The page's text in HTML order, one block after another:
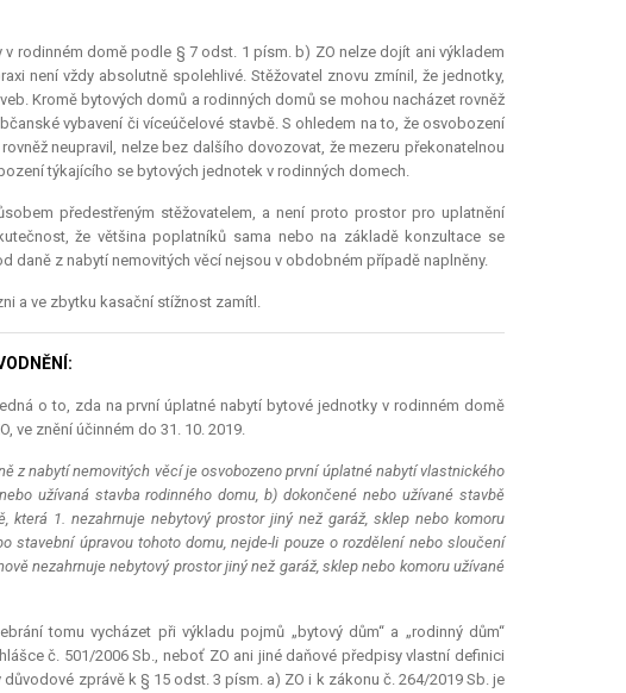
rodinném domě podle § 7 odst. 1 písm. b) ZO nelze dojít ani výkladem
není vždy absolutně spolehlivé. Stěžovatel znovu zmínil, že jednotky,
Kromě bytových domů a rodinných domů se mohou nacházet rovněž
vybavení či víceúčelové stavbě. S ohledem na to, že osvobození
neupravil, nelze bez dalšího dovozovat, že mezeru překonatelnou
týkajícího se bytových jednotek v rodinných domech.
předestřeným stěžovatelem, a není proto prostor pro uplatnění
že většina poplatníků sama nebo na základě konzultace se
daně z nabytí nemovitých věcí nejsou v obdobném případě naplněny.
a ve zbytku kasační stížnost zamítl.
o to, zda na první úplatné nabytí bytové jednotky v rodinném domě
ve znění účinném do 31. 10. 2019.
z nabytí nemovitých věcí je osvobozeno první úplatné nabytí vlastnického
užívaná stavba rodinného domu, b) dokončené nebo užívané stavbě
1. nezahrnuje nebytový prostor jiný než garáž, sklep nebo komoru
stavební úpravou tohoto domu, nejde-li pouze o rozdělení nebo sloučení
nezahrnuje nebytový prostor jiný než garáž, sklep nebo komoru užívané
tomu vycházet při výkladu pojmů „bytový dům“ a „rodinný dům“
č. 501/2006 Sb., neboť ZO ani jiné daňové předpisy vlastní definici
zprávě k § 15 odst. 3 písm. a) ZO i k zákonu č. 264/2019 Sb. je